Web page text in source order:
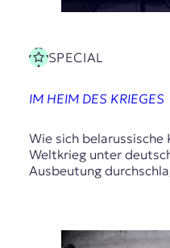
SPECIAL
IM HEIM DES KRIEGES
Wie sich belarussische
Weltkrieg unter
Ausbeutung